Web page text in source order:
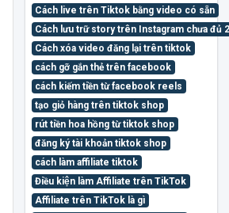
Cách live trên Tiktok bằng video có sẵn
Cách lưu trữ story trên Instagram chưa đủ
Cách xóa video đăng lại trên tiktok
cách gỡ gắn thẻ trên facebook
cách kiếm tiền từ facebook reels
tạo giỏ hàng trên tiktok shop
rút tiền hoa hồng từ tiktok shop
đăng ký tài khoản tiktok shop
cách làm affiliate tiktok
Điều kiện làm Affiliate trên TikTok
Affiliate trên TikTok là gì